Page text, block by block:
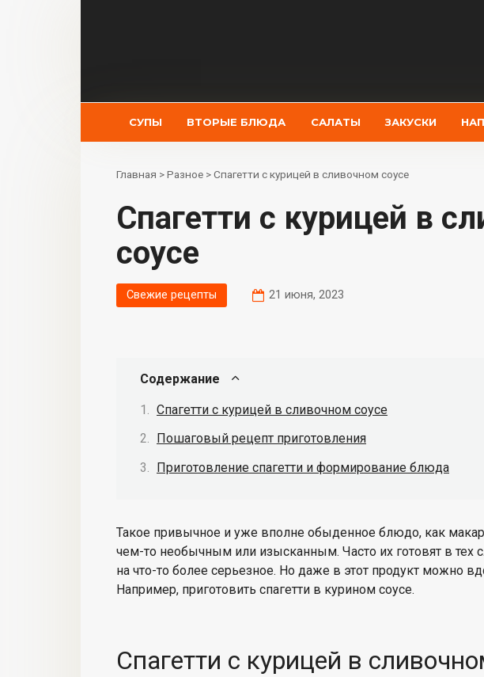
СУПЫ ВТОРЫЕ БЛЮДА САЛАТЫ ЗАКУСКИ
Главная >Разное >Спагетти с курицей в сливочном соусе
Спагетти с курицей в сливочном
соусе
Свежие рецепты 21 июня, 2023
Содержание
Спагетти с курицей в сливочном соусе
Пошаговый рецепт приготовления
Приготовление спагетти и формирование блюда
Такое привычное и уже вполне обыденное блюдо, как
чем-то необычным или изысканным. Часто их готовят в тех
на что-то более серьезное. Но даже в этот продукт можно
Например, приготовить спагетти в курином соусе.
Спагетти с курицей в